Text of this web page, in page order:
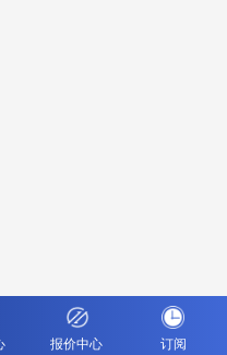
报价中心 订阅